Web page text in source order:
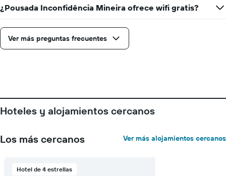
¿Pousada Inconfidência Mineira ofrece wifi gratis?
Ver más preguntas frecuentes
Hoteles y alojamientos cercanos
Los más cercanos Ver más alojamientos cercanos
Hotel de 4 estrellas